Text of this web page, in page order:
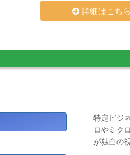
詳細はこちら
特定ビジ
ロやミク
が独自の